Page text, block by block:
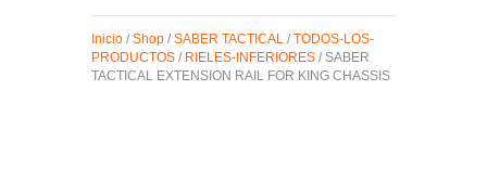
MIRAS
MUNICIONES
SABER TACTICAL
Inicio / Shop / SABER TACTICAL / TODOS-LOS-
PRODUCTOS / RIELES-INFERIORES / SABER
TACTICAL EXTENSION RAIL FOR KING CHASSIS